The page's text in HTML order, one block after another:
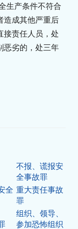
生产条件不符合
造成其他严重后
接责任人员，处
恶劣的，处三年
不报、谎报安
全事故罪
全 重大责任事故
罪
组织、领导、
参加恐怖组织